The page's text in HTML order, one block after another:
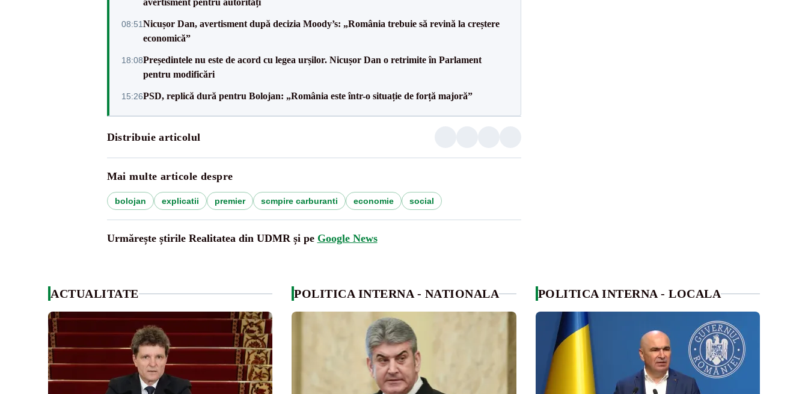
avertisment pentru autorități
08:51Nicușor Dan, avertisment după decizia Moody’s: „România trebuie să revină la creștere
economică”
18:08Președintele nu este de acord cu legea urșilor. Nicușor Dan o retrimite în Parlament
pentru modificări
15:26PSD, replică dură pentru Bolojan: „România este într-o situație de forță majoră”
Distribuie articolul
Mai multe articole despre
bolojan explicatii premier scmpire carburanti economie social
Urmărește știrile Realitatea din UDMR și pe Google News
ACTUALITATE POLITICA INTERNA - NATIONALA POLITICA INTERNA - LOCALA